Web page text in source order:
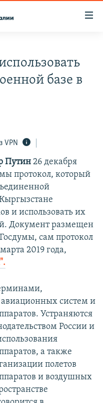
СОПРОТИВЛЕНИЯ
базе в
VPN
Путин 26 декабря
протокол, который
и использовать их
Документ размещен
сам протокол
2019 года,
систем и
Устраняются
России и
а также
полетов
и воздушных